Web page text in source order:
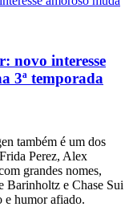
novo interesse
3ª temporada
também é um dos
Perez, Alex
grandes nomes,
Barinholtz e Chase Sui
e humor afiado.